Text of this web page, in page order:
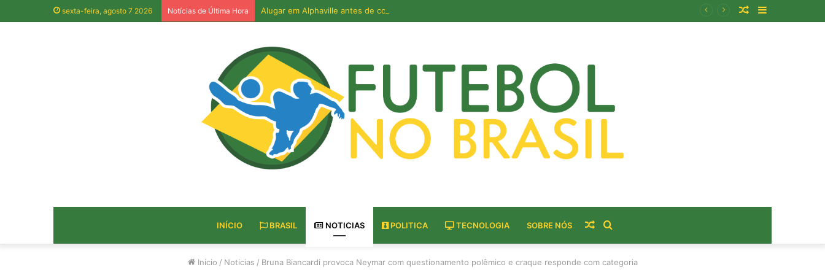
sexta-feira, agosto 7 2026 Notícias de Última Hora Alugar em Alphaville antes de comprar: o que essa decisão revela sobre o custo real do bairro?
Barra
Artigo
INÍCIO BRASIL NOTICIAS POLITICA TECNOLOGIA SOBRE NÓS
por
Artigo
aleatório
Início / Noticias / Bruna Biancardi provoca Neymar com questionamento polêmico e craque responde com categoria